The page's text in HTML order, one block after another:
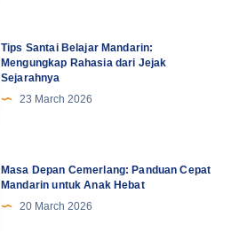
Tips Santai Belajar Mandarin:
Mengungkap Rahasia dari Jejak
Sejarahnya
23 March 2026
Masa Depan Cemerlang: Panduan Cepat
Mandarin untuk Anak Hebat
20 March 2026